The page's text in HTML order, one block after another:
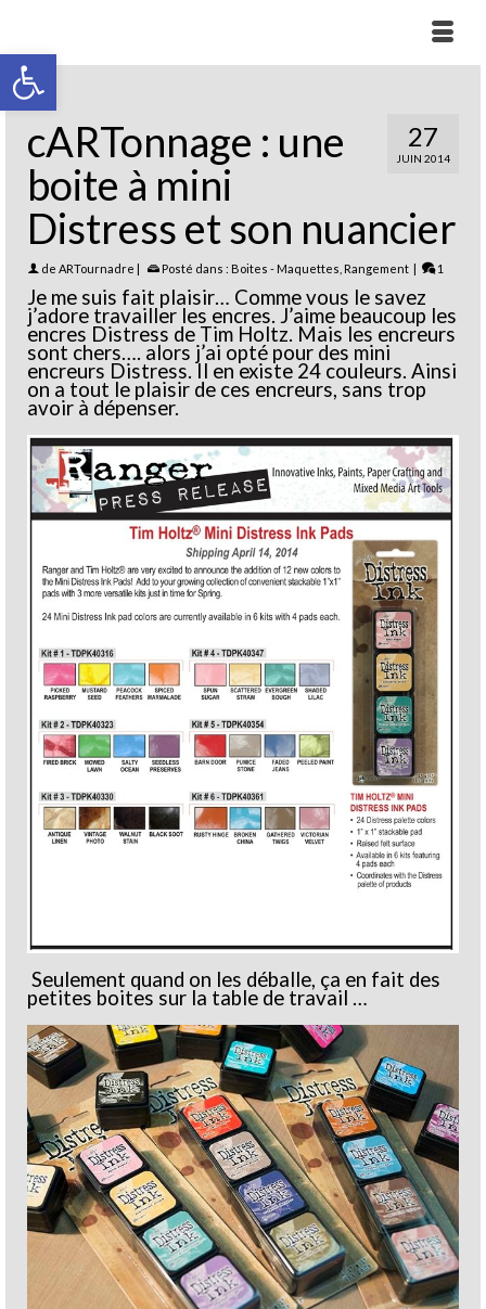
Ouvrir la barre d’outils
27
JUIN 2014
cARTonnage : une
boite à mini
Distress et son nuancier
de ARTournadre | Posté dans : Boites - Maquettes Rangement | 1
Je me suis fait plaisir… Comme vous le savez
j’adore travailler les encres. J’aime beaucoup les
encres Distress de Tim Holtz. Mais les encreurs
sont chers…. alors j’ai opté pour des mini
encreurs Distress. Il en existe 24 couleurs. Ainsi
on a tout le plaisir de ces encreurs, sans trop
avoir à dépenser.
Seulement quand on les déballe, ça en fait des
petites boites sur la table de travail …